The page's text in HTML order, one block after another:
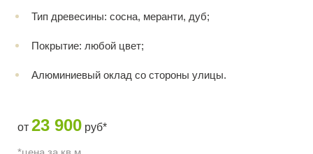
Тип древесины: сосна, меранти, дуб;
Покрытие: любой цвет;
Алюминиевый оклад со стороны улицы.
от 23 900 руб*